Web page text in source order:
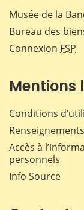
Musée de la
Bureau des
Connexion FSP
Mentions
Conditions
Accès à
personnels
Info Source